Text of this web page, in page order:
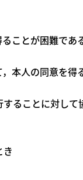
ことが困難であ
本人の同意を得
ることに対して